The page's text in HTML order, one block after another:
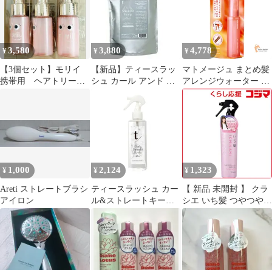
¥3,580
【3個セット】モリイ
携帯用 ヘアトリート
¥ 3,880
【新品】ティースラッ
シュ カール アンド ス
メント トステア配合 サ
ロン専売 BC-N Z-1(土
日祝日は店休日の為、
発送は平日のみになり
ます。)
¥ 4,778
マトメージュ まとめ髪
アレンジウォーター ミ
ストタイプ 無香料
100mL 6個セット まと
¥ 1,000
Areti ストレートブラシ
アイロン
¥ 2,124
ティースラッシュ カー
ル&ストレートキープ
ミスト 200ml トステア
配合【PF】
¥ 1,323
【 新品 未開封 】 クラ
シエ いち髪 つやつやス
トレート和草ミスト 未
使用 送料無料